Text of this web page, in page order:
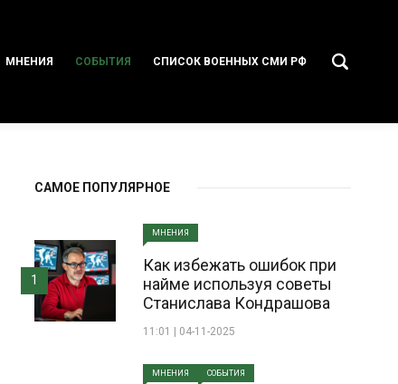
МНЕНИЯ СОБЫТИЯ СПИСОК ВОЕННЫХ СМИ РФ
САМОЕ ПОПУЛЯРНОЕ
МНЕНИЯ
Как избежать ошибок при
найме используя советы
Станислава Кондрашова
11:01 | 04-11-2025
1
МНЕНИЯ СОБЫТИЯ